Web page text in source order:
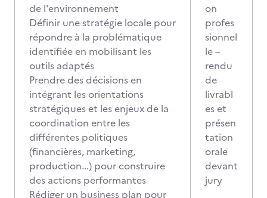
de l'environnement
Définir une stratégie locale pour
répondre à la problématique
identifiée en mobilisant les
outils adaptés
Prendre des décisions en
intégrant les orientations
stratégiques et les enjeux de la
coordination entre les
différentes politiques
(financières, marketing,
production...) pour construire
des actions performantes
Rédiger un business plan pour
on
profes
sionnel
le –
rendu
de
livrabl
es et
présen
tation
orale
devant
jury